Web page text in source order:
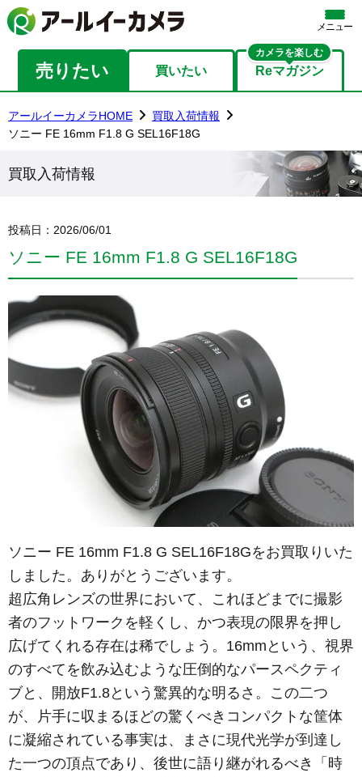
メニュー
売りたい 買いたい Reマガジン
カメラを楽しむ
アールイーカメラHOME
買取入荷情報
ソニー FE 16mm F1.8 G SEL16F18G
買取入荷情報
投稿日： 2026/06/01
ソニー FE 16mm F1.8 G SEL16F18G
ソニー FE 16mm F1.8 G SEL16F18Gをお買取りいた
しました。ありがとうございます。
超広角レンズの世界において、これほどまでに撮影
者のフットワークを軽くし、かつ表現の限界を押し
広げてくれる存在は稀でしょう。16mmという、視界
のすべてを飲み込むような圧倒的なパースペクティ
ブと、開放F1.8という驚異的な明るさ。この二つ
が、片手に収まるほどの驚くべきコンパクトな筐体
に凝縮されている事実は、まさに現代光学が到達し
た一つの頂点であり、後世に語り継がれるべき「時